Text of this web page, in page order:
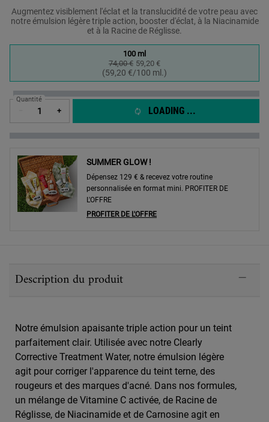
Augmentez visiblement l'éclat et la translucidité de votre peau avec
notre émulsion légère triple action, booster d'éclat, à la Niacinamide
et à la Racine de Réglisse.
Selected
100 ml
Ancien prix
74,00 € Nouveau prix
59,20 €
(59,20 €/100 ml.)
, 1 of 1
Quantité
+ LOADING ...
SUMMER GLOW !
Dépensez 129 € & recevez votre routine
personnalisée en format mini. PROFITER DE
L'OFFRE
PROFITER DE L'OFFRE
Description du produit
Notre émulsion apaisante triple action pour un teint
parfaitement clair. Utilisée avec notre Clearly
Corrective Treatment Water, notre émulsion légère
agit pour corriger l'apparence du teint terne, des
rougeurs et des marques d'acné. Dans nos formules,
un mélange de Vitamine C activée, de Racine de
Réglisse, de Niacinamide et de Carnosine agit en